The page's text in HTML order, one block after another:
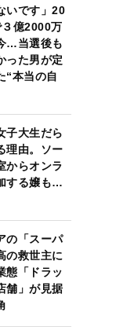
いです」20
億2000万
…当選後も
った男が定
“本当の自
子大生だら
理由。ソー
からオンラ
する嬢も…
の「スーパ
の救世主に
「ドラッ
舗」が見据